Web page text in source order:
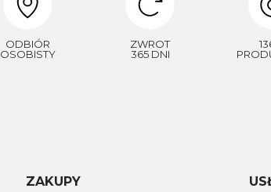
ODBIÓR
OSOBISTY
ZWROT
365 DNI
ZAKUPY